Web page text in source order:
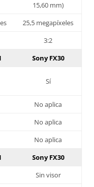
15,60 mm)
25,5 megapíxeles
3:2
Sony FX30
Sí
No aplica
No aplica
No aplica
Sony FX30
Sin visor